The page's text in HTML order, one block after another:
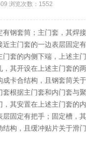
浏览次数：1552
钢套筒；主门套，其焊
主门套的一边表层固定
套的内侧下端，上述主
其开设在上述主门套的
卡合结构，且钢套筒关
根据主门套和内门套与
其安置在上述主门套的
固定有把手；固定槽，
构，且缓冲贴片关于滑